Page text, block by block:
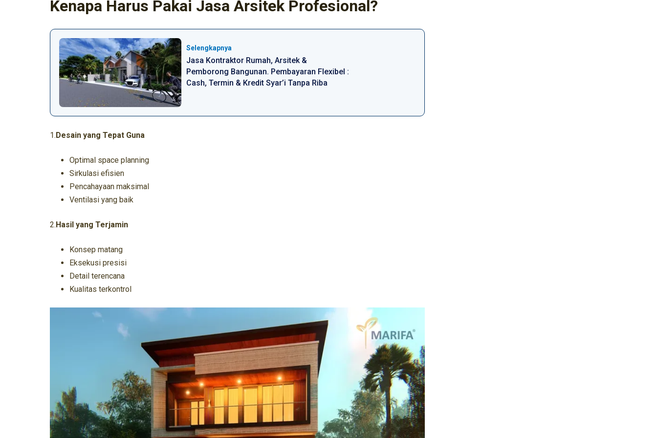
Kenapa Harus Pakai Jasa Arsitek Profesional?
Selengkapnya
Jasa Kontraktor Rumah, Arsitek &
Pemborong Bangunan. Pembayaran Flexibel :
Cash, Termin & Kredit Syar’i Tanpa Riba
1.Desain yang Tepat Guna
Optimal space planning
Sirkulasi efisien
Pencahayaan maksimal
Ventilasi yang baik
2.Hasil yang Terjamin
Konsep matang
Eksekusi presisi
Detail terencana
Kualitas terkontrol